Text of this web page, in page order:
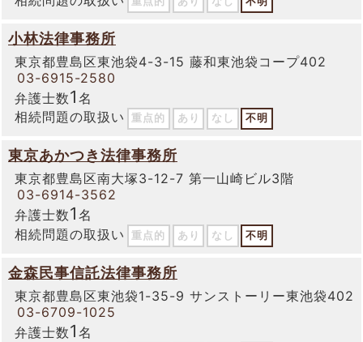
小林法律事務所
東京都豊島区東池袋4-3-15 藤和東池袋コープ402
03-6915-2580
弁護士数1 名
相続問題の取扱い
重点的 あり なし 不明
東京あかつき法律事務所
東京都豊島区南大塚3-12-7 第一山崎ビル3階
03-6914-3562
弁護士数1 名
相続問題の取扱い
重点的 あり なし 不明
金森民事信託法律事務所
東京都豊島区東池袋1-35-9 サンストーリー東池袋402
03-6709-1025
弁護士数1 名